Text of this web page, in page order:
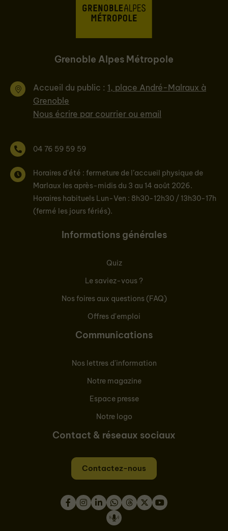
Grenoble Alpes Métropole
Accueil du public : 1, place André-Malraux à
Grenoble
Nous écrire par courrier ou email
04 76 59 59 59
Horaires d'été : fermeture de l’accueil physique de
Marlaux les après-midis du 3 au 14 août 2026.
Horaires habituels Lun-Ven : 8h30-12h30 / 13h30-17h
(fermé les jours fériés).
Informations générales
Quiz
Le saviez-vous ?
Nos foires aux questions (FAQ)
Offres d'emploi
Communications
Nos lettres d'information
Notre magazine
Espace presse
Notre logo
Contact & réseaux sociaux
Contactez-nous
Instagram
LinkedInWhatsApp